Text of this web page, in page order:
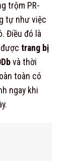
trộm PR-
tự như việc
Điều đó là
trang bị
và thời
toàn có
ngay khi